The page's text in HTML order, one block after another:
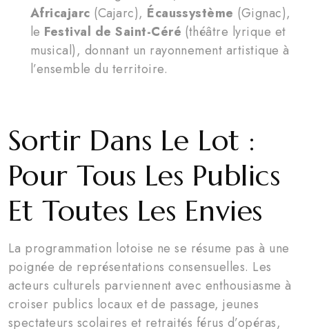
Africajarc (Cajarc), Écaussystème (Gignac),
le Festival de Saint-Céré (théâtre lyrique et
musical), donnant un rayonnement artistique à
l’ensemble du territoire.
Sortir Dans Le Lot :
Pour Tous Les Publics
Et Toutes Les Envies
La programmation lotoise ne se résume pas à une
poignée de représentations consensuelles. Les
acteurs culturels parviennent avec enthousiasme à
croiser publics locaux et de passage, jeunes
spectateurs scolaires et retraités férus d’opéras,